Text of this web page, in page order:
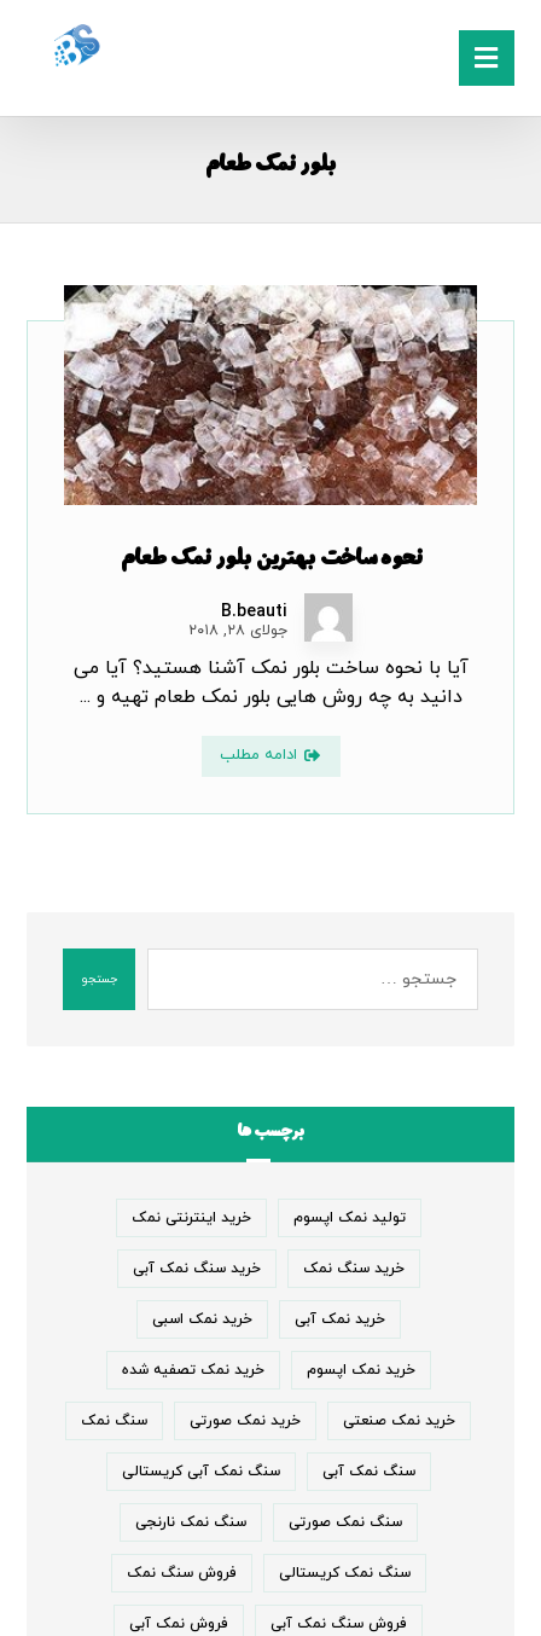
بلور نمک طعام
نحوه ساخت بهترین بلور نمک طعام
B.beauti
جولای ۲۸, ۲۰۱۸
آیا با نحوه ساخت بلور نمک آشنا هستید؟ آیا می
دانید به چه روش هایی بلور نمک طعام تهیه و ...
ادامه مطلب
جستجو
برچسب ها
تولید نمک اپسوم خرید اینترنتی نمک
خرید سنگ نمک خرید سنگ نمک آبی
خرید نمک آبی خرید نمک اسبی
خرید نمک اپسوم خرید نمک تصفیه شده
خرید نمک صنعتی خرید نمک صورتی سنگ نمک
سنگ نمک آبی سنگ نمک آبی کریستالی
سنگ نمک صورتی سنگ نمک نارنجی
سنگ نمک کریستالی فروش سنگ نمک
فروش سنگ نمک آبی فروش نمک آبی